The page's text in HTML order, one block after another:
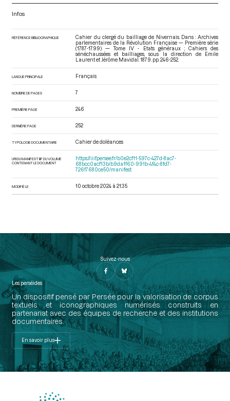
Infos
RÉFÉRENCE BIBLIOGRAPHIQUE
Cahier du clergé du bailliage de Nivernais. Dans : Archives
parlementaires de la Révolution Française — Première série
(1787-1799) — Tome IV - Etats généraux ; Cahiers des
sénéchaussées et bailliages , sous la direction de Emile
Laurent et Jérôme Mavidal. 1879. pp. 246-252.
LANGUE PRINCIPALE Français
NOMBRE DE PAGES 7
PREMIÈRE PAGE 246
DERNIÈRE PAGE 252
TYPOLOGIE DOCUMENTAIRE Cahier de doléances
URI DU MANIFEST IIIF DU VOLUME
CONTENANT LE DOCUMENT
https://iiif.persee.fr/b0e2cf11-597c-427d-8ac7-
68bcc0acf13b/b9da1f60-991b-4f4c-8fd7-
726f7680ce50/manifest
MODIFIÉ LE 10 octobre 2024 à 21:35
Suivez-nous
Les perséides
Un dispositif pensé par Persée pour la valorisation de corpus
textuels et iconographiques numérisés construits en
partenariat avec des équipes de recherche et des institutions
documentaires.
En savoir plus